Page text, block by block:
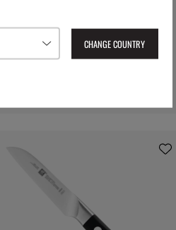
CHANGE COUNTRY